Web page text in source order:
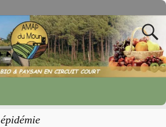
épidémie